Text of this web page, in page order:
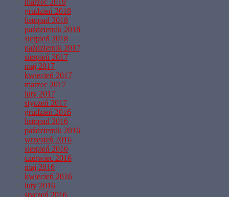
grudzień 2018
listopad 2018
październik 2018
sierpień 2018
październik 2017
sierpień 2017
maj 2017
kwiecień 2017
marzec 2017
luty 2017
styczeń 2017
grudzień 2016
listopad 2016
październik 2016
wrzesień 2016
sierpień 2016
czerwiec 2016
maj 2016
kwiecień 2016
luty 2016
styczeń 2016